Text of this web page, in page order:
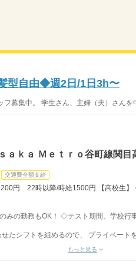
型自由◆週2日/1日3h〜
フ募集中。 学生さん、主婦（夫）さん
ａｋａ Ｍｅｔｒｏ谷町線関目
交通費全額支給
円 22時以降/時給1500円 【高校生
みの勤務もOK！ ◇テスト期間、学校行
たシフトを組めるので、 プライベート
もっと見る